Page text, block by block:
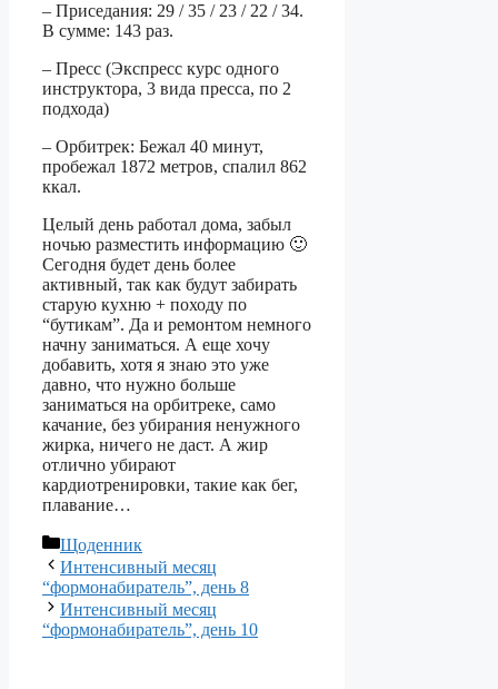
– Приседания: 29 / 35 / 23 / 22 / 34.
В сумме: 143 раз.
– Пресс (Экспресс курс одного
инструктора, 3 вида пресса, по 2
подхода)
– Орбитрек: Бежал 40 минут,
пробежал 1872 метров, спалил 862
ккал.
Целый день работал дома, забыл
ночью разместить информацию 🙂
Сегодня будет день более
активный, так как будут забирать
старую кухню + походу по
“бутикам”. Да и ремонтом немного
начну заниматься. А еще хочу
добавить, хотя я знаю это уже
давно, что нужно больше
заниматься на орбитреке, само
качание, без убирания ненужного
жирка, ничего не даст. А жир
отлично убирают
кардиотренировки, такие как бег,
плавание…
Категорії
Щоденник
Интенсивный месяц
“формонабиратель”, день 8
Интенсивный месяц
“формонабиратель”, день 10